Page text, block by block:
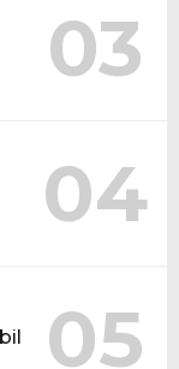
03
04
05